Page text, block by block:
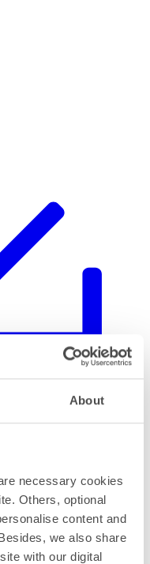
About
necessary cookies
Others, optional
content and
we also share
with our digital
noire quartz que vous
et d'un cadre en
interrupteurs Simon
en termes de
qui apportera les
publics. La collection
vous fera regretter aucun